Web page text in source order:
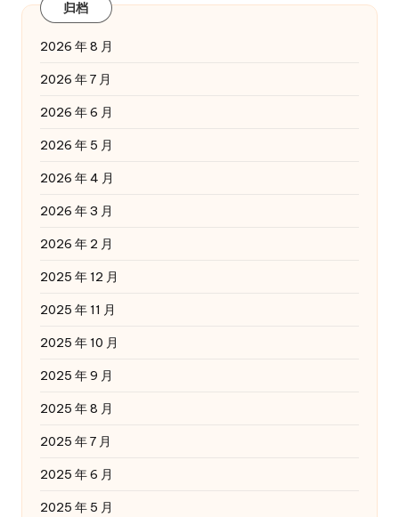
归档
2026 年 8 月
2026 年 7 月
2026 年 6 月
2026 年 5 月
2026 年 4 月
2026 年 3 月
2026 年 2 月
2025 年 12 月
2025 年 11 月
2025 年 10 月
2025 年 9 月
2025 年 8 月
2025 年 7 月
2025 年 6 月
2025 年 5 月